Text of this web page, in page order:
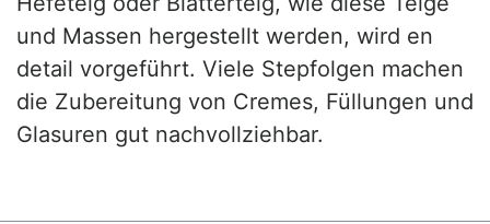
und Massen hergestellt werden, wird en
detail vorgeführt. Viele Stepfolgen machen
die Zubereitung von Cremes, Füllungen und
Glasuren gut nachvollziehbar.